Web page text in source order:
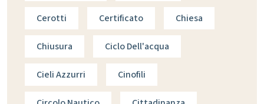
Cerotti Certificato Chiesa
Chiusura Ciclo Dell'acqua
Cieli Azzurri Cinofili